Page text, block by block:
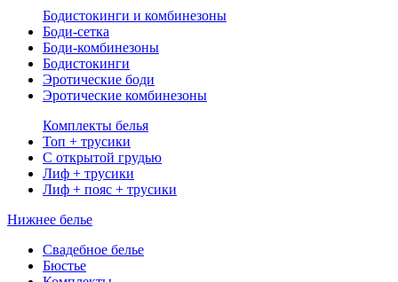
Бодистокинги и комбинезоны
Боди-сетка
Боди-комбинезоны
Бодистокинги
Эротические боди
Эротические комбинезоны
Комплекты белья
Топ + трусики
С открытой грудью
Лиф + трусики
Лиф + пояс + трусики
Нижнее белье
Свадебное белье
Бюстье